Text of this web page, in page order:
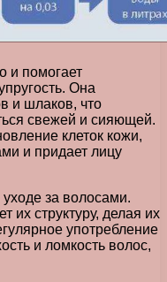
и помогает
Она
и шлаков, что
свежей и сияющей.
клеток кожи,
и придает лицу
за волосами.
их структуру, делая их
употребление
и ломкость волос,